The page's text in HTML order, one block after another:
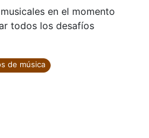
en el momento
todos los desafíos
de música